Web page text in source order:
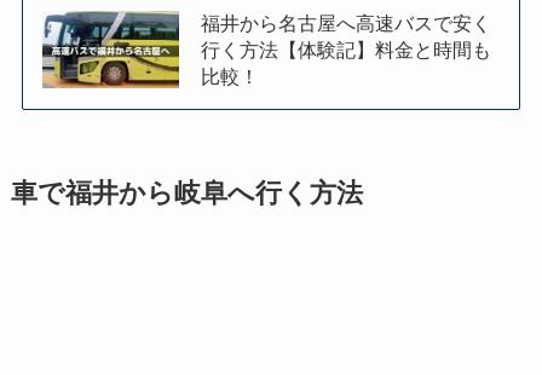
福井から名古屋へ高速バスで安く
行く方法【体験記】料金と時間も
比較！
車で福井から岐阜へ行く方法